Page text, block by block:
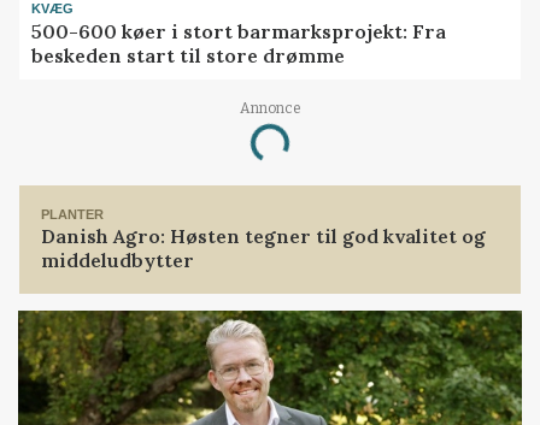
KVÆG
500-600 køer i stort barmarksprojekt: Fra
beskeden start til store drømme
Annonce
Loading...
PLANTER
Danish Agro: Høsten tegner til god kvalitet og
middeludbytter